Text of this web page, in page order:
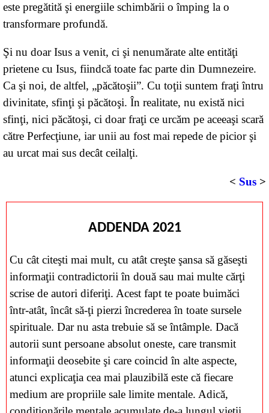
este pregătită şi energiile schimbării o împing la o
transformare profundă.
Şi nu doar Isus a venit, ci şi nenumărate alte entităţi
prietene cu Isus, fiindcă toate fac parte din Dumnezeire.
Ca şi noi, de altfel, „păcătoşii”. Cu toţii suntem fraţi întru
divinitate, sfinţi şi păcătoşi. În realitate, nu există nici
sfinţi, nici păcătoşi, ci doar fraţi ce urcăm pe aceeaşi scară
către Perfecţiune, iar unii au fost mai repede de picior şi
au urcat mai sus decât ceilalţi.
< Sus >
ADDENDA 2021
Cu cât citeşti mai mult, cu atât creşte şansa să găseşti
informaţii contradictorii în două sau mai multe cărţi
scrise de autori diferiţi. Acest fapt te poate buimăci
într-atât, încât să-ţi pierzi încrederea în toate sursele
spirituale. Dar nu asta trebuie să se întâmple. Dacă
autorii sunt persoane absolut oneste, care transmit
informaţii deosebite şi care coincid în alte aspecte,
atunci explicaţia cea mai plauzibilă este că fiecare
medium are propriile sale limite mentale. Adică,